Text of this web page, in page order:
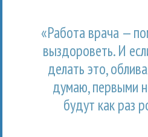
«Работа врача —
выздороветь. И
делать это,
думаю, первыми
будут как раз